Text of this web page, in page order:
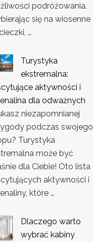
podróżowania.
się na wiosenne
…
Turystyka
ekstremalna:
aktywności i
dla odważnych
niezapomnianej
podczas swojego
Turystyka
może być
dla Ciebie! Oto lista
aktywności i
które …
Dlaczego warto
wybrać kabiny